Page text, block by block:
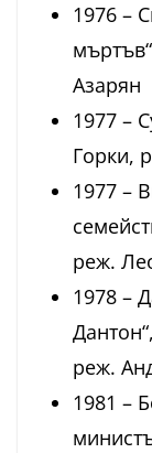
1976 –
Азарян
1977 –
Горки,
1977 –
реж.
1978 –
Дантон“,
реж.
1981 –